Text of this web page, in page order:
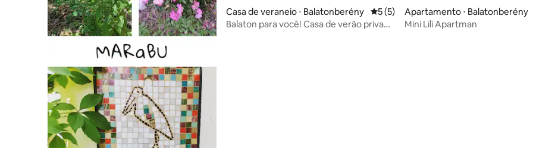
Casa de veraneio ⋅ Balatonberény 5 de uma avaliação média de 5, 5
5 (5)
Balaton para você! Casa de verão privada
Apartamento ⋅ Balatonberény
Mini Lili Apartman